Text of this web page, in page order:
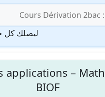
ليصلك كل
–
BIOF